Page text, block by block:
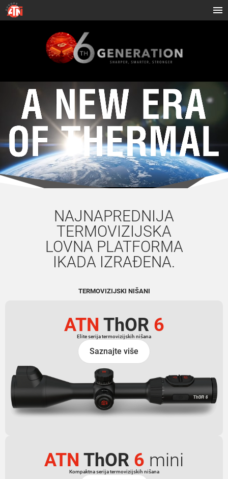
NAJNAPREDNIJA
TERMOVIZIJSKA
LOVNA PLATFORMA
IKADA IZRAĐENA.
TERMOVIZIJSKI NIŠANI
ATN ThOR 6
Elite serija termovizijskih nišana
Saznajte više
ATN ThOR 6 mini
Kompaktna serija termovizijskih nišana